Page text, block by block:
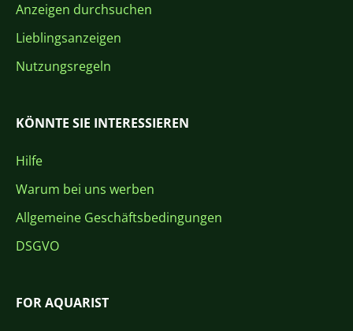
Anzeigen durchsuchen
Lieblingsanzeigen
Nutzungsregeln
KÖNNTE SIE INTERESSIEREN
Hilfe
Warum bei uns werben
Allgemeine Geschäftsbedingungen
DSGVO
FOR AQUARIST